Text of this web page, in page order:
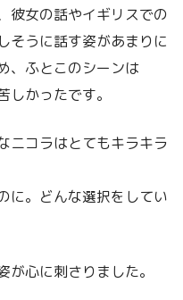
彼女の話やイギリスでの
そうに話す姿があまりに
、ふとこのシーンは
しかったです。
ニコラはとてもキラキラ
に。どんな選択をしてい
心に刺さりました。